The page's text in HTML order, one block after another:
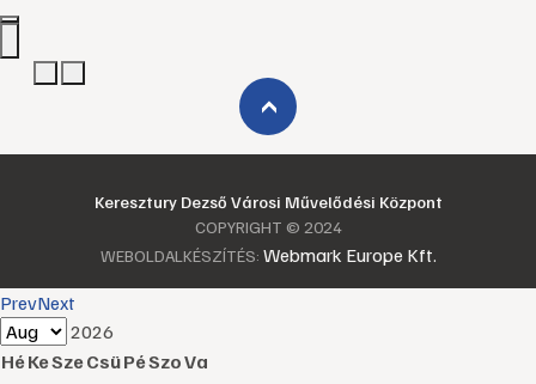
›
Keresztury Dezső Városi Művelődési Központ
COPYRIGHT © 2024
WEBOLDALKÉSZÍTÉS: Webmark Europe Kft.
PrevNext
2026
HéKeSzeCsüPéSzoVa